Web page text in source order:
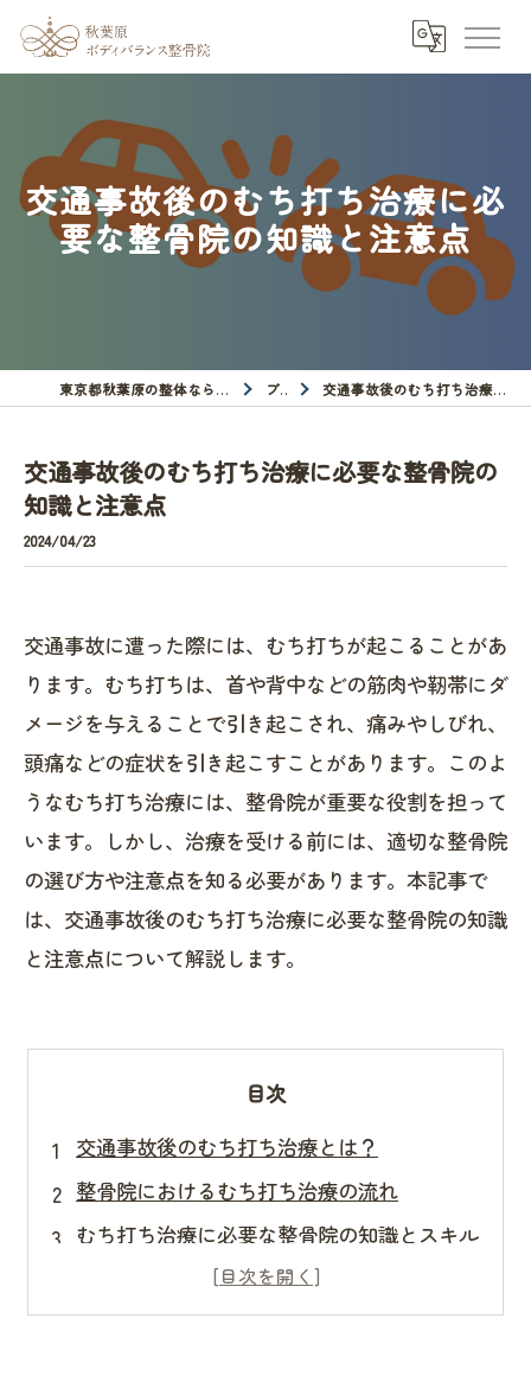
交通事故後のむち打ち治療に必
要な整骨院の知識と注意点
東京都秋葉原の整体なら秋葉原ボディバランス整骨院 ブログ 交通事故後のむち打ち治療に必要な整骨院の知識と注意点
交通事故後のむち打ち治療に必要な整骨院の
知識と注意点
2024/04/23
交通事故に遭った際には、むち打ちが起こることがあ
ります。むち打ちは、首や背中などの筋肉や靭帯にダ
メージを与えることで引き起こされ、痛みやしびれ、
頭痛などの症状を引き起こすことがあります。このよ
うなむち打ち治療には、整骨院が重要な役割を担って
います。しかし、治療を受ける前には、適切な整骨院
の選び方や注意点を知る必要があります。本記事で
は、交通事故後のむち打ち治療に必要な整骨院の知識
と注意点について解説します。
目次
交通事故後のむち打ち治療とは？
整骨院におけるむち打ち治療の流れ
むち打ち治療に必要な整骨院の知識とスキル
交通事故後のむち打ち治療における注意点
経験豊富な整骨院の選び方